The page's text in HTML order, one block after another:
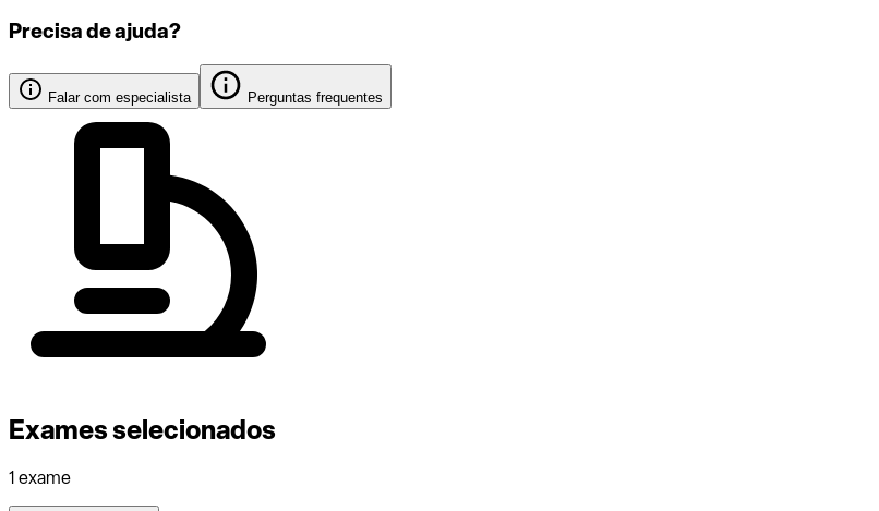
Precisa de ajuda?
Falar com especialista Perguntas frequentes
Exames selecionados
1 exame